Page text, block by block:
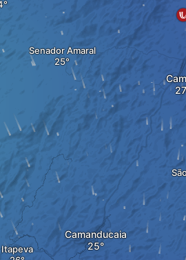
Itapeva
Camanducaia
Senador Amaral